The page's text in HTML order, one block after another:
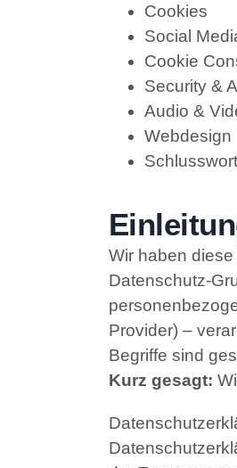
Cookies
Social
Cookie
Security &
Audio &
Webdesign
Schlusswort
Wir haben
Datenschutz-
Provider) –
Begriffe sind
Kurz gesagt: